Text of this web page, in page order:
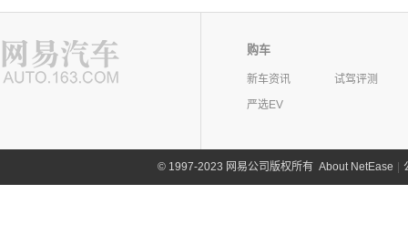
购车
新车资讯
试驾评测
严选EV
©1997-2023 网易公司版权所有 About NetEase